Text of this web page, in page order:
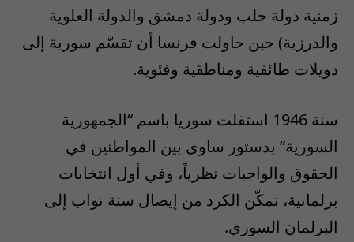
زمنية دولة حلب ودولة دمشق والدولة العلوية
والدرزية) حين حاولت فرنسا أن تقسّم سورية إلى
دويلات طائفية ومناطقية وفئوية.
سنة 1946 استقلت سوريا باسم “الجمهورية
السورية” بدستور ساوى بين المواطنين في
الحقوق والواجبات نظرياً، وفي أول انتخابات
برلمانية، تمكّن الكرد من إيصال ستة نواب إلى
البرلمان السوري.